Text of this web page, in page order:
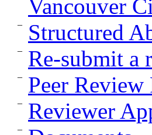
Vancouver
Structured
Re-submit a
Peer Review
Reviewer